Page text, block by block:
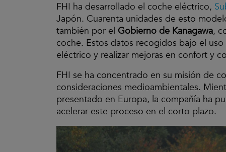
FHI ha desarrollado el coche eléctrico,
Japón. Cuarenta unidades de esto
también por el Gobierno de Kanagawa,
coche. Estos datos recogidos bajo el
eléctrico y realizar mejoras en confort y
FHI se ha concentrado en su misión de
consideraciones medioambientales.
presentado en Europa, la compañía ha
acelerar este proceso en el corto plazo.